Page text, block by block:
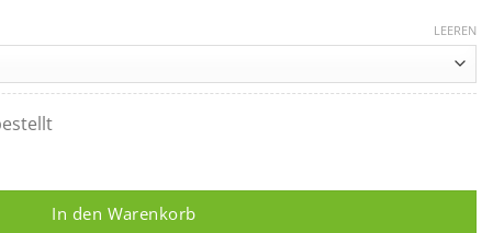
LEEREN
In den Warenkorb